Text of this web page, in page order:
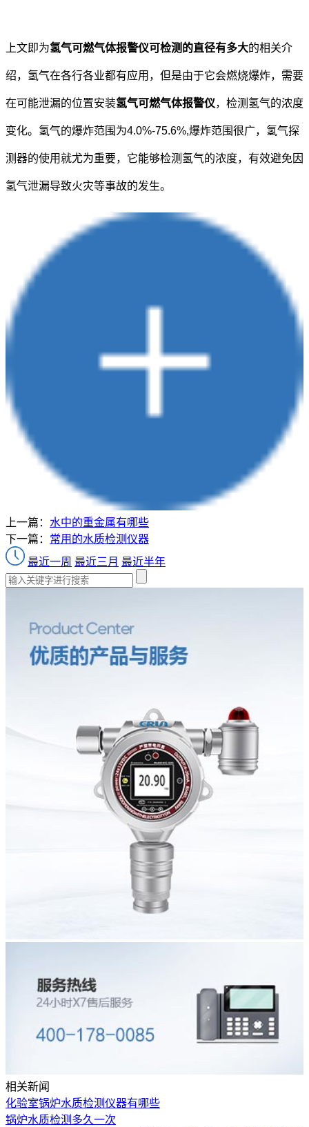
上文即为氢气可燃气体报警仪可检测的直径有多大的相关介
绍，氢气在各行各业都有应用，但是由于它会燃烧爆炸，需要
在可能泄漏的位置安装氢气可燃气体报警仪，检测氢气的浓度
变化。氢气的爆炸范围为4.0%-75.6%,爆炸范围很广，氢气探
测器的使用就尤为重要，它能够检测氢气的浓度，有效避免因
氢气泄漏导致火灾等事故的发生。
上一篇： 水中的重金属有哪些
下一篇： 常用的水质检测仪器
最近一周 最近三月 最近半年
相关新闻
化验室锅炉水质检测仪器有哪些
锅炉水质检测多久一次